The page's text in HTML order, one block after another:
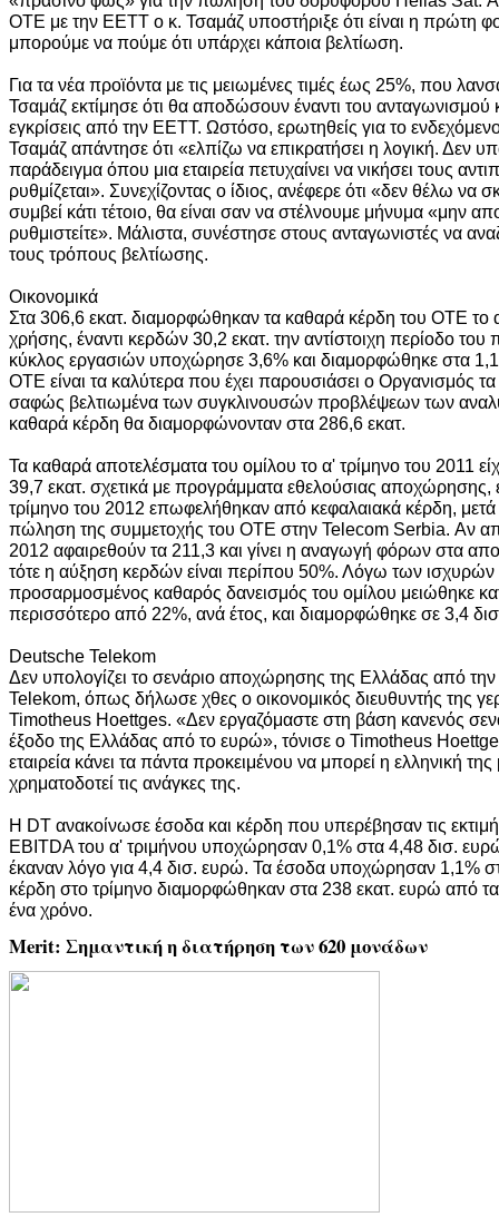
ΟΤΕ με την ΕΕΤΤ ο κ. Τσαμάζ υποστήριξε ότι είναι η πρώτη
μπορούμε να πούμε ότι υπάρχει κάποια βελτίωση.
Για τα νέα προϊόντα με τις μειωμένες τιμές έως 25%, που
Τσαμάζ εκτίμησε ότι θα αποδώσουν έναντι του ανταγωνισμού
εγκρίσεις από την ΕΕΤΤ. Ωστόσο, ερωτηθείς για το
Τσαμάζ απάντησε ότι «ελπίζω να επικρατήσει η λογική. Δεν
παράδειγμα όπου μια εταιρεία πετυχαίνει να νικήσει τους
ρυθμίζεται». Συνεχίζοντας ο ίδιος, ανέφερε ότι «δεν θέλω να
συμβεί κάτι τέτοιο, θα είναι σαν να στέλνουμε μήνυμα «μην
ρυθμιστείτε». Μάλιστα, συνέστησε στους ανταγωνιστές να
τους τρόπους βελτίωσης.
Οικονομικά
Στα 306,6 εκατ. διαμορφώθηκαν τα καθαρά κέρδη του ΟΤΕ το
χρήσης, έναντι κερδών 30,2 εκατ. την αντίστοιχη περίοδο
κύκλος εργασιών υποχώρησε 3,6% και διαμορφώθηκε στα
ΟΤΕ είναι τα καλύτερα που έχει παρουσιάσει ο Οργανισμός τα
σαφώς βελτιωμένα των συγκλινουσών προβλέψεων των
καθαρά κέρδη θα διαμορφώνονταν στα 286,6 εκατ.
Τα καθαρά αποτελέσματα του ομίλου το α' τρίμηνο του 2011
39,7 εκατ. σχετικά με προγράμματα εθελούσιας
τρίμηνο του 2012 επωφελήθηκαν από κεφαλαιακά κέρδη,
πώληση της συμμετοχής του ΟΤΕ στην Telecom Serbia. Αν
2012 αφαιρεθούν τα 211,3 και γίνει η αναγωγή φόρων στα
τότε η αύξηση κερδών είναι περίπου 50%. Λόγω των
προσαρμοσμένος καθαρός δανεισμός του ομίλου μειώθηκε
περισσότερο από 22%, ανά έτος, και διαμορφώθηκε σε 3,4
Deutsche Telekom
Δεν υπολογίζει το σενάριο αποχώρησης της Ελλάδας από
Telekom, όπως δήλωσε χθες ο οικονομικός διευθυντής της
Timotheus Hoettges. «Δεν εργαζόμαστε στη βάση κανενός
έξοδο της Ελλάδας από το ευρώ», τόνισε ο Timotheus
εταιρεία κάνει τα πάντα προκειμένου να μπορεί η ελληνική
χρηματοδοτεί τις ανάγκες της.
Η DT ανακοίνωσε έσοδα και κέρδη που υπερέβησαν τις
EBITDA του α' τριμήνου υποχώρησαν 0,1% στα 4,48 δισ.
έκαναν λόγο για 4,4 δισ. ευρώ. Τα έσοδα υποχώρησαν 1,1%
κέρδη στο τρίμηνο διαμορφώθηκαν στα 238 εκατ. ευρώ από
ένα χρόνο.
Merit: Σημαντική η διατήρηση των 620 μονάδων